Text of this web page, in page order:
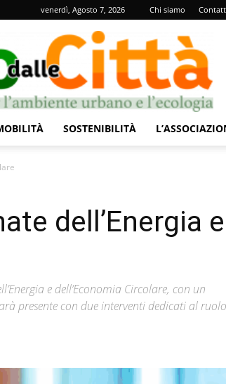
venerdì, Agosto 7, 2026 Chi siamo
SOSTENIBILITÀ
dell’Energia e
e dell’Economia Circolare, con un
presente con due interventi dedicati al